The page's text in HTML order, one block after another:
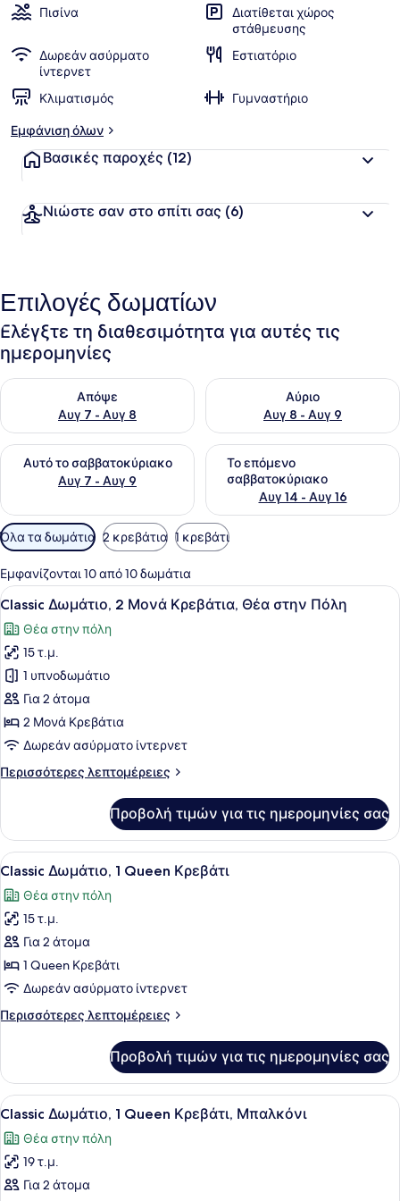
Πισίνα
Διατίθεται χώρος
στάθμευσης
Δωρεάν ασύρματο
ίντερνετ
Εστιατόριο
Κλιματισμός
Γυμναστήριο
Εμφάνιση όλων
Βασικές παροχές (12)
Νιώστε σαν στο σπίτι σας (6)
Επιλογές δωματίων
Ελέγξτε τη διαθεσιμότητα για αυτές τις
ημερομηνίες
Απόψε
Αυγ 7 - Αυγ 8
Έλεγχος διαθεσιμότητας για απόψε Αυγ 7 - Αυγ 8
Αύριο
Αυγ 8 - Αυγ 9
Έλεγχος διαθεσιμότητας
Αυτό το σαββατοκύριακο
Αυγ 7 - Αυγ 9
Έλεγχος διαθεσιμότητας για αυτό το σαββατοκύριακο
Το επόμενο
σαββατοκύριακο
Αυγ 14 - Αυγ 16
Έλεγχος διαθεσιμότητας
Διαθέσιμα
φίλτρα
για
τα
δωμάτια
Όλα τα δωμάτια 2 κρεβάτια 1 κρεβάτι
Εμφανίζονται 10 από 10 δωμάτια
Προβολή
όλων
των
φωτογραφιών
για
Classic
Δωμάτιο,
2
Μονά
Κρεβάτια,
Πόλη
Classic Δωμάτιο, 2 Μονά
3
Classic Δωμάτιο, 2 Μονά Κρεβάτια, Θέα στην Πόλη
Θέα στην πόλη
15 τ.μ.
1 υπνοδωμάτιο
Για 2 άτομα
2 Μονά Κρεβάτια
Δωρεάν ασύρματο ίντερνετ
Περισσότερες λεπτομέρειες
Περισσότερες
Δωμάτιο,
Μονά
Θέα
στην
Πόλη
Προβολή τιμών για τις ημερομηνίες σας
Προβολή
όλων
των
φωτογραφιών
για
Classic
Δωμάτιο,
1
Queen
Ένα σύγχρονο δωμάτιο
3
Classic Δωμάτιο, 1 Queen Κρεβάτι
Θέα στην πόλη
15 τ.μ.
Για 2 άτομα
1 Queen Κρεβάτι
Δωρεάν ασύρματο ίντερνετ
Περισσότερες λεπτομέρειες
Περισσότερες
Δωμάτιο,
Queen
Προβολή τιμών για τις ημερομηνίες σας
Προβολή
όλων
των
φωτογραφιών
για
Ένα σύγχρονο δωμάτιο
5
Classic Δωμάτιο, 1 Queen Κρεβάτι, Μπαλκόνι
Θέα στην πόλη
19 τ.μ.
Για 2 άτομα